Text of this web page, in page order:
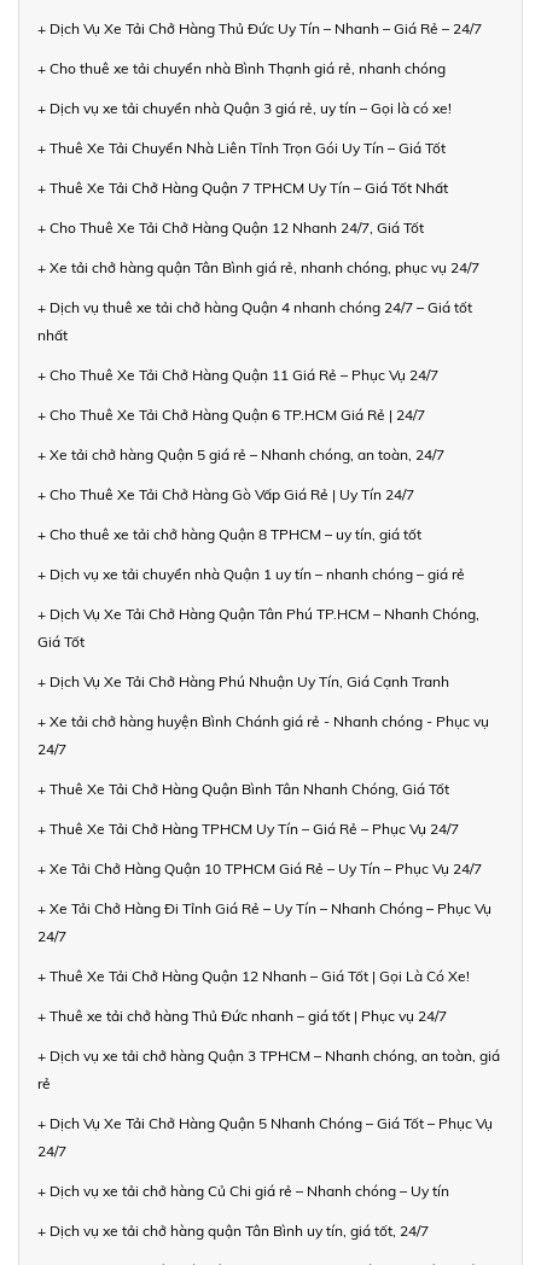
+ Dịch Vụ Xe Tải Chở Hàng Thủ Đức Uy Tín – Nhanh – Giá Rẻ – 24/7
+ Cho thuê xe tải chuyển nhà Bình Thạnh giá rẻ, nhanh chóng
+ Dịch vụ xe tải chuyển nhà Quận 3 giá rẻ, uy tín – Gọi là có xe!
+ Thuê Xe Tải Chuyển Nhà Liên Tỉnh Trọn Gói Uy Tín – Giá Tốt
+ Thuê Xe Tải Chở Hàng Quận 7 TPHCM Uy Tín – Giá Tốt Nhất
+ Cho Thuê Xe Tải Chở Hàng Quận 12 Nhanh 24/7, Giá Tốt
+ Xe tải chở hàng quận Tân Bình giá rẻ, nhanh chóng, phục vụ 24/7
+ Dịch vụ thuê xe tải chở hàng Quận 4 nhanh chóng 24/7 – Giá tốt
nhất
+ Cho Thuê Xe Tải Chở Hàng Quận 11 Giá Rẻ – Phục Vụ 24/7
+ Cho Thuê Xe Tải Chở Hàng Quận 6 TP.HCM Giá Rẻ | 24/7
+ Xe tải chở hàng Quận 5 giá rẻ – Nhanh chóng, an toàn, 24/7
+ Cho Thuê Xe Tải Chở Hàng Gò Vấp Giá Rẻ | Uy Tín 24/7
+ Cho thuê xe tải chở hàng Quận 8 TPHCM – uy tín, giá tốt
+ Dịch vụ xe tải chuyển nhà Quận 1 uy tín – nhanh chóng – giá rẻ
+ Dịch Vụ Xe Tải Chở Hàng Quận Tân Phú TP.HCM – Nhanh Chóng,
Giá Tốt
+ Dịch Vụ Xe Tải Chở Hàng Phú Nhuận Uy Tín, Giá Cạnh Tranh
+ Xe tải chở hàng huyện Bình Chánh giá rẻ - Nhanh chóng - Phục vụ
24/7
+ Thuê Xe Tải Chở Hàng Quận Bình Tân Nhanh Chóng, Giá Tốt
+ Thuê Xe Tải Chở Hàng TPHCM Uy Tín – Giá Rẻ – Phục Vụ 24/7
+ Xe Tải Chở Hàng Quận 10 TPHCM Giá Rẻ – Uy Tín – Phục Vụ 24/7
+ Xe Tải Chở Hàng Đi Tỉnh Giá Rẻ – Uy Tín – Nhanh Chóng – Phục Vụ
24/7
+ Thuê Xe Tải Chở Hàng Quận 12 Nhanh – Giá Tốt | Gọi Là Có Xe!
+ Thuê xe tải chở hàng Thủ Đức nhanh – giá tốt | Phục vụ 24/7
+ Dịch vụ xe tải chở hàng Quận 3 TPHCM – Nhanh chóng, an toàn, giá
rẻ
+ Dịch Vụ Xe Tải Chở Hàng Quận 5 Nhanh Chóng – Giá Tốt – Phục Vụ
24/7
+ Dịch vụ xe tải chở hàng Củ Chi giá rẻ – Nhanh chóng – Uy tín
+ Dịch vụ xe tải chở hàng quận Tân Bình uy tín, giá tốt, 24/7